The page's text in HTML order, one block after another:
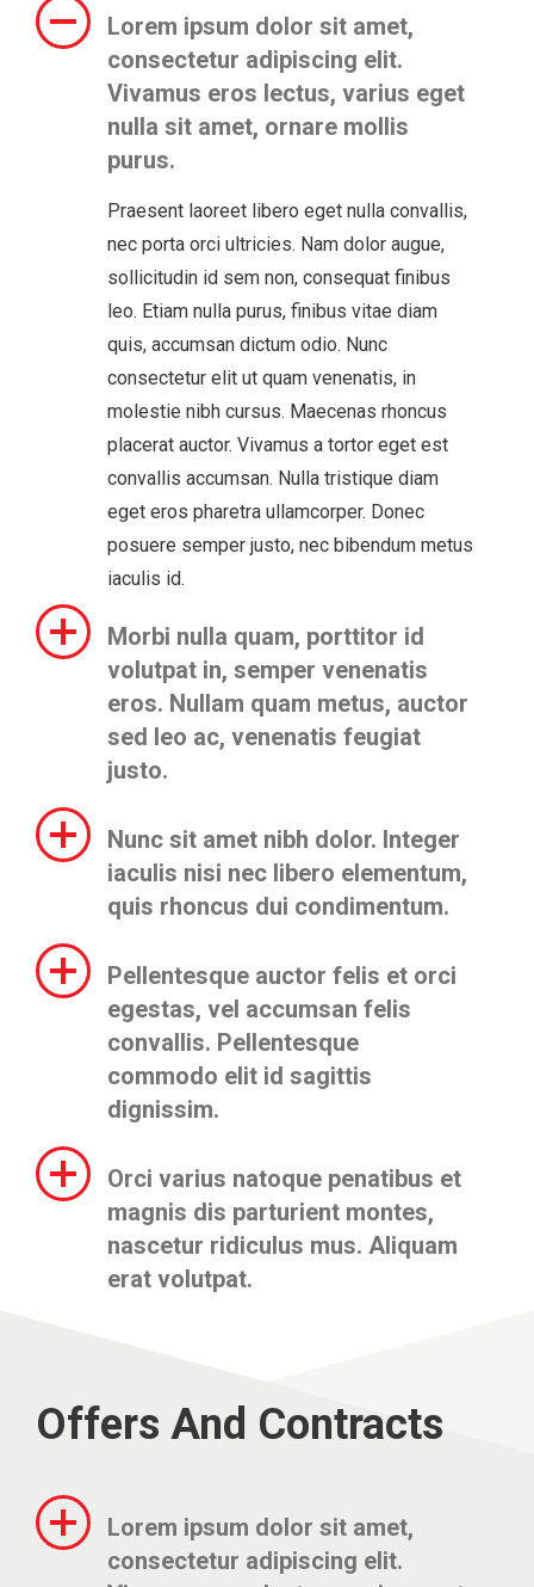
Lorem ipsum dolor sit amet,
consectetur adipiscing elit.
Vivamus eros lectus, varius eget
nulla sit amet, ornare mollis
purus.
Praesent laoreet libero eget nulla convallis,
nec porta orci ultricies. Nam dolor augue,
sollicitudin id sem non, consequat finibus
leo. Etiam nulla purus, finibus vitae diam
quis, accumsan dictum odio. Nunc
consectetur elit ut quam venenatis, in
molestie nibh cursus. Maecenas rhoncus
placerat auctor. Vivamus a tortor eget est
convallis accumsan. Nulla tristique diam
eget eros pharetra ullamcorper. Donec
posuere semper justo, nec bibendum metus
iaculis id.
Morbi nulla quam, porttitor id
volutpat in, semper venenatis
eros. Nullam quam metus, auctor
sed leo ac, venenatis feugiat
justo.
Nunc sit amet nibh dolor. Integer
iaculis nisi nec libero elementum,
quis rhoncus dui condimentum.
Pellentesque auctor felis et orci
egestas, vel accumsan felis
convallis. Pellentesque
commodo elit id sagittis
dignissim.
Orci varius natoque penatibus et
magnis dis parturient montes,
nascetur ridiculus mus. Aliquam
erat volutpat.
Offers And Contracts
Lorem ipsum dolor sit amet,
consectetur adipiscing elit.